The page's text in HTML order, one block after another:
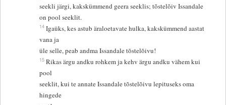
seekli järgi, kakskümmend geera seeklis; tõstelõiv Issandale
on pool seeklit.
14 Igaüks, kes astub äraloetavate hulka, kakskümmend aastat
vana ja
üle selle, peab andma Issandale tõstelõivu!
15 Rikas ärgu andku rohkem ja kehv ärgu andku vähem kui
pool
seeklit, kui te annate Issandale tõstelõivu lepituseks oma
hingede